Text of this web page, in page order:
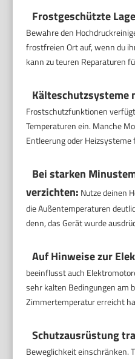
Frostgeschützte
Bewahre den
frostfreien Ort auf, wenn du
kann zu teuren Reparaturen
Kälteschutzsysteme
Frostschutzfunktionen
Temperaturen ein. Manche
Entleerung oder Heizsysteme
Bei starken
verzichten: Nutze deinen
die Außentemperaturen
denn, das Gerät wurde
Auf Hinweise zur
beeinflusst auch
sehr kalten Bedingungen am
Zimmertemperatur erreicht
Schutzausrüstung
Beweglichkeit einschränken.